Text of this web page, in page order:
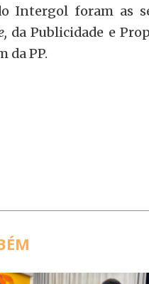
Intergol foram as
da Publicidade e
da PP.